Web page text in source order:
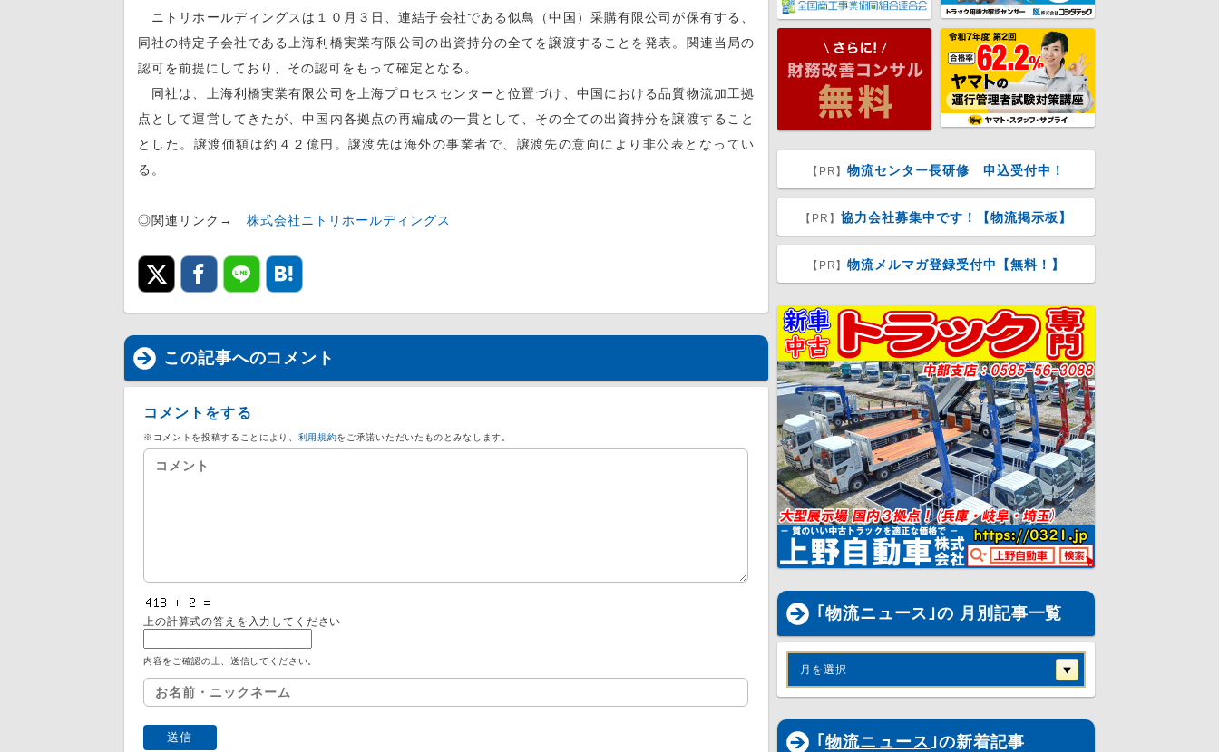
ニトリホールディングスは１０月３日、連結子会社である似鳥（中国）采購有限公司が保有する、
同社の特定子会社である上海利橋実業有限公司の出資持分の全てを譲渡することを発表。関連当局の
認可を前提にしており、その認可をもって確定となる。
同社は、上海利橋実業有限公司を上海プロセスセンターと位置づけ、中国における品質物流加工拠
点として運営してきたが、中国内各拠点の再編成の一貫として、その全ての出資持分を譲渡すること
とした。譲渡価額は約４２億円。譲渡先は海外の事業者で、譲渡先の意向により非公表となってい
る。
◎関連リンク→ 株式会社ニトリホールディングス
この記事へのコメント
コメントをする
※コメントを投稿することにより、 利用規約をご承諾いただいたものとみなします。
上の計算式の答えを入力してください
内容をご確認の上、送信してください。
【PR】物流センター長研修 申込受付中！
【PR】 協力会社募集中です！【物流掲示板】
【PR】物流メルマガ登録受付中【無料！】
｢物流ニュース｣の 月別記事一覧
月を選択
｢ 物流ニュース ｣の新着記事